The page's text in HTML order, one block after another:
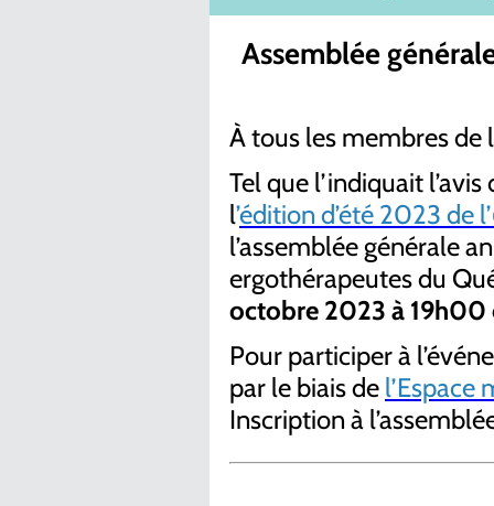
Assemblée
À tous les membres de
Tel que l’indiquait
l’édition d’été 2023 de l’
l’assemblée générale
ergothérapeutes du
octobre 2023 à 19h00
Pour participer à
par le biais de l’Espace
Inscription à